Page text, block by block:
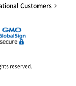
Customers
reserved.